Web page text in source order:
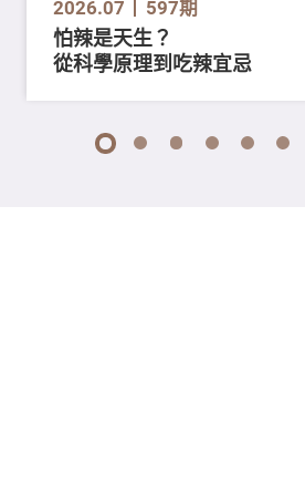
2026.07 597期
怕辣是天生？
從科學原理到吃辣宜忌
1 2 3 4 5 6